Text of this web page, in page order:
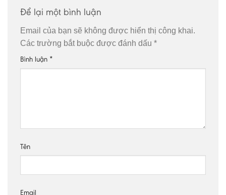
Để lại một bình luận
Email của bạn sẽ không được hiển thị công khai.
Các trường bắt buộc được đánh dấu *
Bình luận *
Tên
Email